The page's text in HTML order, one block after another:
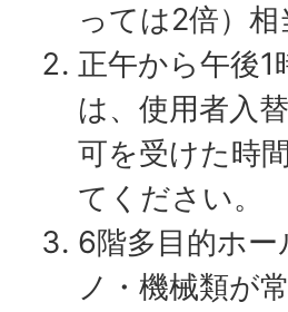
っては2倍）
正午から午後
は、使用者入
可を受けた時
てください。
6階多目的ホ
ノ・機械類が